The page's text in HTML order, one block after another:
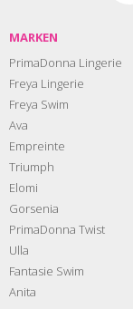
MARKEN
PrimaDonna Lingerie
Freya Lingerie
Freya Swim
Ava
Empreinte
Triumph
Elomi
Gorsenia
PrimaDonna Twist
Ulla
Fantasie Swim
Anita